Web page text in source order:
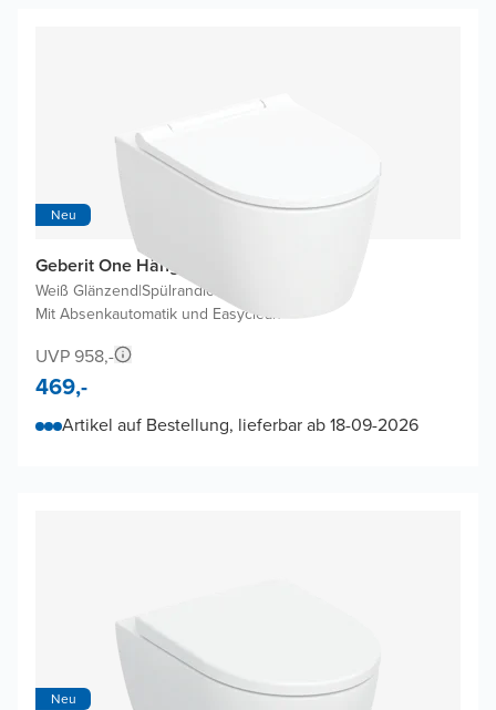
Neu
Geberit One Hänge WC
Weiß Glänzend|Spülrandlos
Mit Absenkautomatik und Easyclean
UVP 958,-
469,-
Artikel auf Bestellung, lieferbar ab 18-09-2026
Neu